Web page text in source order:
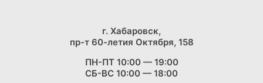
г. Хабаровск,
пр-т 60-летия Октября, 158
ПН-ПТ 10:00 — 19:00
СБ-ВС 10:00 — 18:00